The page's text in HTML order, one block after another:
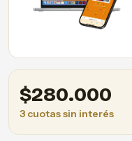
$280.000
3 cuotas sin interés